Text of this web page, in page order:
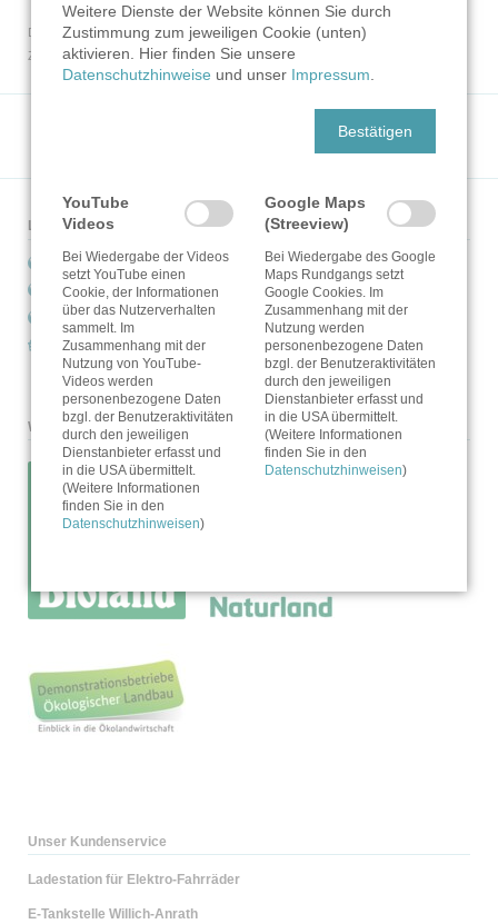
Die in den Getränken und Speisen enthaltenen Zutaten, Allergene und
Zusatzstoffe entnehmen Sie bitte unserer ausführlichen Karte im Hofcafé.
Kontakt
Links
Bioland
Naturland
Demonstrationsbetrieb Ökologischer Landbau
GREENBAG
Wir sind Mitglied
Unser Kundenservice
Ladestation für Elektro-Fahrräder
E-Tankstelle Willich-Anrath
Weitere Dienste der Website können Sie durch
Zustimmung zum jeweiligen Cookie (unten)
aktivieren. Hier finden Sie unsere
Datenschutzhinweise und unser Impressum
Bestätigen
YouTube
Videos
Bei Wiedergabe der Videos
setzt YouTube einen
Cookie, der Informationen
über das Nutzerverhalten
sammelt. Im
Zusammenhang mit der
Nutzung von YouTube-
Videos werden
personenbezogene Daten
bzgl. der Benutzeraktivitäten
durch den jeweiligen
Dienstanbieter erfasst und
in die USA übermittelt.
(Weitere Informationen
finden Sie in den
Datenschutzhinweisen)
Google Maps
(Streeview)
Bei Wiedergabe des Google
Maps Rundgangs setzt
Google Cookies. Im
Zusammenhang mit der
Nutzung werden
personenbezogene Daten
bzgl. der Benutzeraktivitäten
durch den jeweiligen
Dienstanbieter erfasst und
in die USA übermittelt.
(Weitere Informationen
finden Sie in den
Datenschutzhinweisen)